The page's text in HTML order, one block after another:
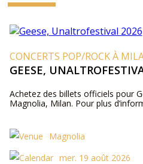
CONCERTS POP/ROCK À
GEESE,
Achetez des billets officiels pour
Magnolia, Milan. Pour plus
Magnolia
mer. 19 août 2026